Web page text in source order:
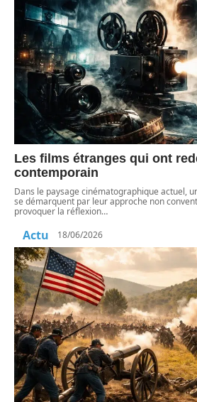
Les films étranges qui ont
contemporain
Dans le paysage cinématographique actuel,
se démarquent par leur approche non
provoquer la réflexion…
Actu 18/06/2026